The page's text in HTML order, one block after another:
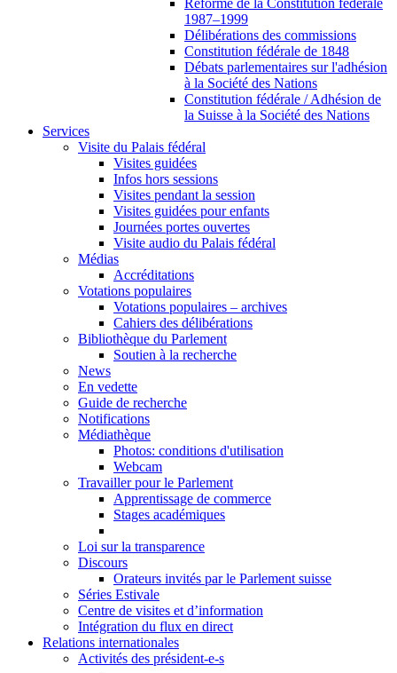
Réforme de la Constitution fédérale
1987–1999
Délibérations des commissions
Constitution fédérale de 1848
Débats parlementaires sur l'adhésion
à la Société des Nations
Constitution fédérale / Adhésion de
la Suisse à la Société des Nations
Services
Visite du Palais fédéral
Visites guidées
Infos hors sessions
Visites pendant la session
Visites guidées pour enfants
Journées portes ouvertes
Visite audio du Palais fédéral
Médias
Accréditations
Votations populaires
Votations populaires – archives
Cahiers des délibérations
Bibliothèque du Parlement
Soutien à la recherche
News
En vedette
Guide de recherche
Notifications
Médiathèque
Photos: conditions d'utilisation
Webcam
Travailler pour le Parlement
Apprentissage de commerce
Stages académiques
Loi sur la transparence
Discours
Orateurs invités par le Parlement suisse
Séries Estivale
Centre de visites et d’information
Intégration du flux en direct
Relations internationales
Activités des président-e-s